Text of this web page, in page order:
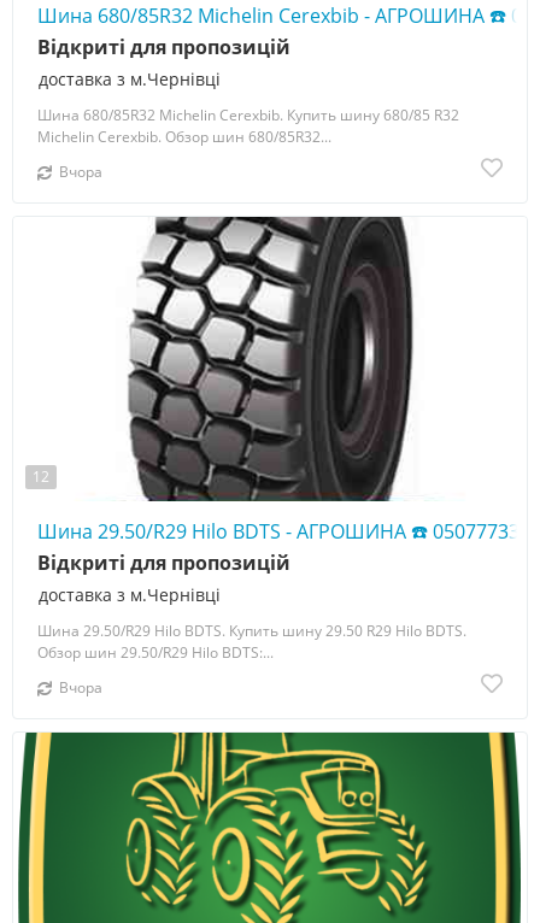
Шина 680/85R32 Michelin Cerexbib - АГРОШИНА ☎️
доставка з м.Чернівці
Відкриті для пропозицій
Шина 680/85R32 Michelin Cerexbib. Купить шину 680/85 R32
Michelin Cerexbib. Обзор шин 680/85R32...
Вчора
12
Шина 29.50/R29 Hilo BDTS - АГРОШИНА ☎️ 0507773380
доставка з м.Чернівці
Відкриті для пропозицій
Шина 29.50/R29 Hilo BDTS. Купить шину 29.50 R29 Hilo BDTS.
Обзор шин 29.50/R29 Hilo BDTS:...
Вчора